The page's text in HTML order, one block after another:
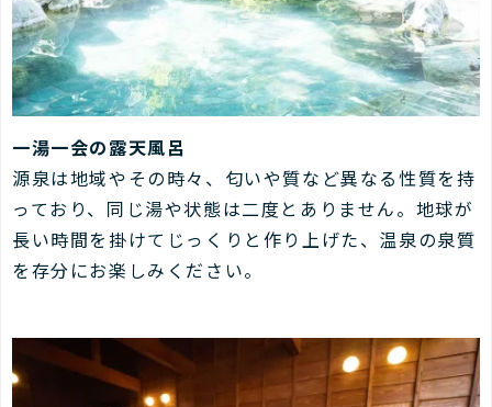
一湯一会の露天風呂
源泉は地域やその時々、匂いや質など異なる性質を持
っており、同じ湯や状態は二度とありません。地球が
長い時間を掛けてじっくりと作り上げた、温泉の泉質
を存分にお楽しみください。